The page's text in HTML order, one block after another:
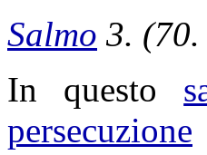
Salmo 3.
In questo
persecuzione